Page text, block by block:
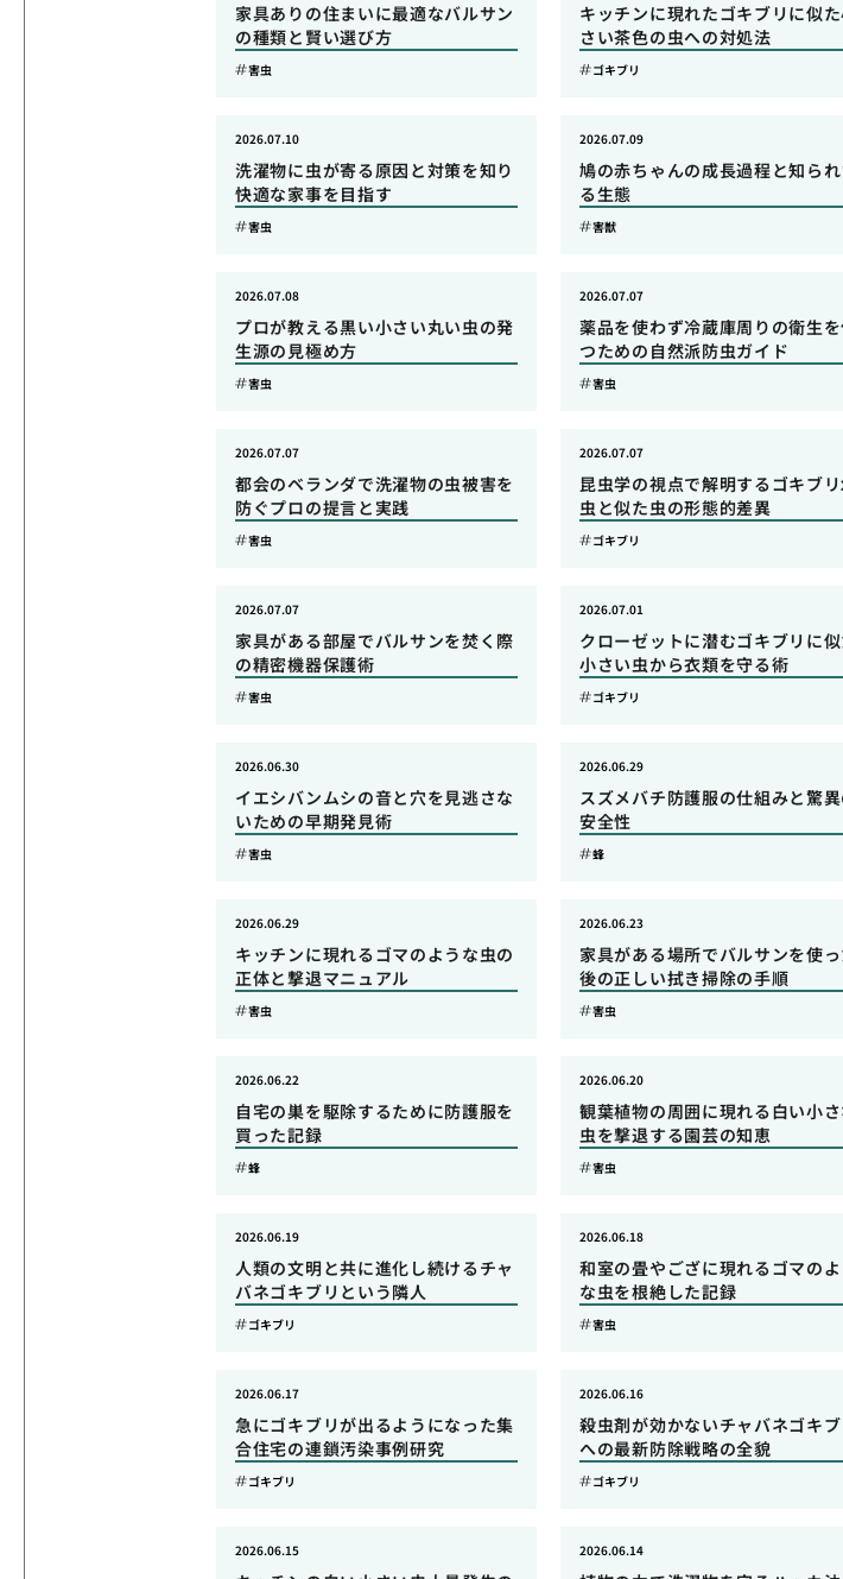
家具ありの住まいに最適なバルサン
の種類と賢い選び方
害虫
キッチンに現れたゴキブリに似
さい茶色の虫への対処法
ゴキブリ
洗濯物に虫が寄る原因と対策を知り
快適な家事を目指す
2026.07.10
害虫
鳩の赤ちゃんの成長過程と知ら
る生態
2026.07.09
害獣
プロが教える黒い小さい丸い虫の発
生源の見極め方
2026.07.08
害虫
薬品を使わず冷蔵庫周りの衛生
つための自然派防虫ガイド
2026.07.07
害虫
都会のベランダで洗濯物の虫被害を
防ぐプロの提言と実践
2026.07.07
害虫
昆虫学の視点で解明するゴキブ
虫と似た虫の形態的差異
2026.07.07
ゴキブリ
家具がある部屋でバルサンを焚く際
の精密機器保護術
2026.07.07
害虫
クローゼットに潜むゴキブリに似
小さい虫から衣類を守る術
2026.07.01
ゴキブリ
イエシバンムシの音と穴を見逃さな
いための早期発見術
2026.06.30
害虫
スズメバチ防護服の仕組みと驚異
安全性
2026.06.29
蜂
キッチンに現れるゴマのような虫の
正体と撃退マニュアル
2026.06.29
害虫
家具がある場所でバルサンを使っ
後の正しい拭き掃除の手順
2026.06.23
害虫
自宅の巣を駆除するために防護服を
買った記録
2026.06.22
蜂
観葉植物の周囲に現れる白い小さ
虫を撃退する園芸の知恵
2026.06.20
害虫
人類の文明と共に進化し続けるチャ
バネゴキブリという隣人
2026.06.19
ゴキブリ
和室の畳やござに現れるゴマのよ
な虫を根絶した記録
2026.06.18
害虫
急にゴキブリが出るようになった集
合住宅の連鎖汚染事例研究
2026.06.17
ゴキブリ
殺虫剤が効かないチャバネゴキブ
への最新防除戦略の全貌
2026.06.16
ゴキブリ
2026.06.15 2026.06.14